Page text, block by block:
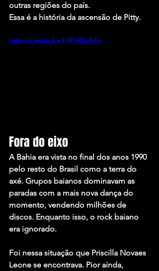
outras regiões do país.
Essa é a história da ascensão de Pitty.
https://youtu.be/hWhl6ijsAXw
Fora do eixo
A Bahia era vista no final dos anos 1990
pelo resto do Brasil como a terra do
axé. Grupos baianos dominavam as
paradas com a mais nova dança do
momento, vendendo milhões de
discos. Enquanto isso, o rock baiano
era ignorado.
Foi nessa situação que Priscilla Novaes
Leone se encontrava. Pior ainda,